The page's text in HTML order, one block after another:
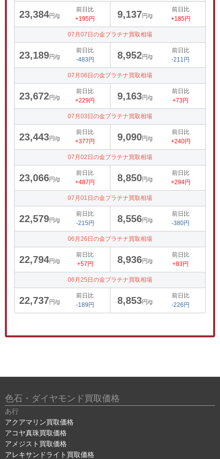
23,384円/g
前日比
+195円
9,137円/g
前日比
+185円
07月07日の金プラチナ買取相場
23,189円/g
前日比
-483円
8,952円/g
前日比
-211円
07月06日の金プラチナ買取相場
23,672円/g
前日比
+229円
9,163円/g
前日比
+73円
07月03日の金プラチナ買取相場
23,443円/g
前日比
+377円
9,090円/g
前日比
+240円
07月02日の金プラチナ買取相場
23,066円/g
前日比
+487円
8,850円/g
前日比
+294円
07月01日の金プラチナ買取相場
22,579円/g
前日比
-215円
8,556円/g
前日比
-380円
06月26日の金プラチナ買取相場
22,794円/g
前日比
+57円
8,936円/g
前日比
+83円
06月25日の金プラチナ買取相場
22,737円/g
前日比
-189円
8,853円/g
前日比
-226円
色石・ダイヤモンド買取価格
あ行
アクアマリン買取価格
アコヤ真珠買取価格
アメジスト買取価格
アレキサンドライト買取価格